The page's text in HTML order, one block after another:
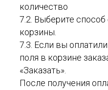
количество
7.2. Выберите
корзины.
7.3. Если вы
поля в корзине
«Заказать».
После получения